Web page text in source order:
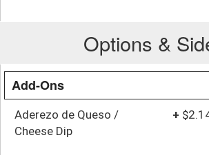
Options &
Add-Ons
Aderezo de Queso /
Cheese Dip
+